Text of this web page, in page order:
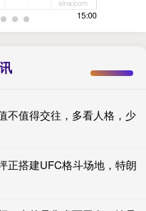
不值得交往，多看人格，少
正搭建UFC格斗场地，特朗